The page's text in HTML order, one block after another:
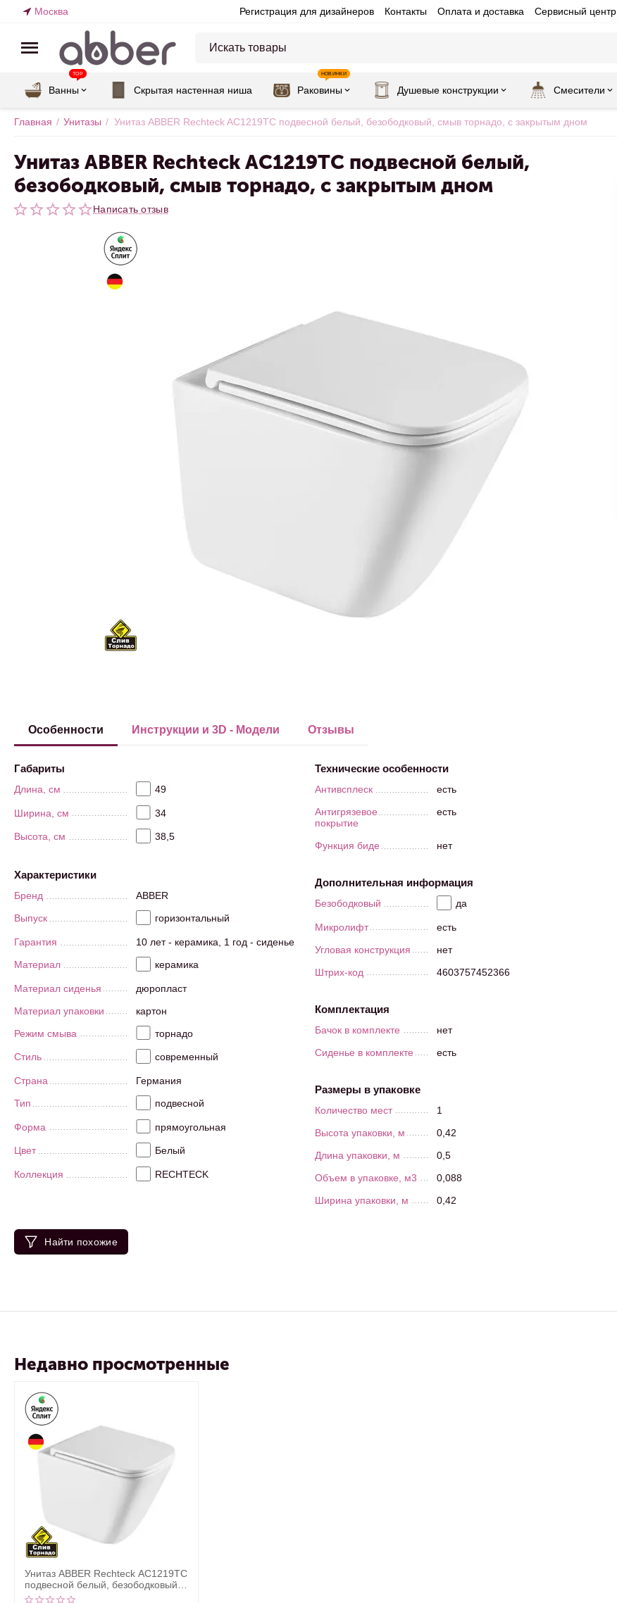
Москва Регистрация для дизайнеров Контакты Оплата и доставка Сервисный центр
Ванны
TOP
Скрытая настенная ниша Раковины
НОВИНКИ
Душевые конструкции Смесители
Главная / Унитазы / Унитаз ABBER Rechteck AC1219TC подвесной белый, безободковый, смыв торнадо, с закрытым дном
Унитаз ABBER Rechteck AC1219TC подвесной белый,
безободковый, смыв торнадо, с закрытым дном
Написать отзыв
Особенности Инструкции и 3D - Модели Отзывы
Габариты
Длина, см 49
Ширина, см 34
Высота, см 38,5
Характеристики
Бренд
ABBER
Выпуск
горизонтальный
Гарантия
10 лет - керамика, 1 год - сиденье
Материал
керамика
Материал сиденья
дюропласт
Материал упаковки
картон
Режим смыва
торнадо
Стиль современный
Страна
Германия
Тип
подвесной
Форма прямоугольная
Цвет Белый
Коллекция RECHTECK
Технические особенности
Антивсплеск
есть
Антигрязевое
покрытие
есть
Функция биде нет
Дополнительная информация
Безободковый да
Микролифт
есть
Угловая конструкция
нет
Штрих-код
4603757452366
Комплектация
Бачок в комплекте
нет
Сиденье в комплекте
есть
Размеры в упаковке
Количество мест
1
Высота упаковки, м
0,42
Длина упаковки, м
0,5
Объем в упаковке, м3
0,088
Ширина упаковки, м
0,42
Найти похожие
Недавно просмотренные
Унитаз ABBER Rechteck AC1219TC
подвесной белый, безободковый,
смыв торнадо, с закрытым дном